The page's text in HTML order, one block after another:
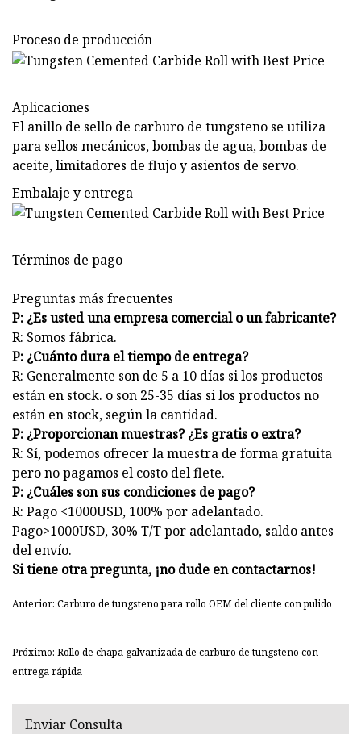
Proceso de producción
Aplicaciones
El anillo de sello de carburo de tungsteno se utiliza
para sellos mecánicos, bombas de agua, bombas de
aceite, limitadores de flujo y asientos de servo.
Embalaje y entrega
Términos de pago
Preguntas más frecuentes
P: ¿Es usted una empresa comercial o un fabricante?
R: Somos fábrica.
P: ¿Cuánto dura el tiempo de entrega?
R: Generalmente son de 5 a 10 días si los productos
están en stock. o son 25-35 días si los productos no
están en stock, según la cantidad.
P: ¿Proporcionan muestras? ¿Es gratis o extra?
R: Sí, podemos ofrecer la muestra de forma gratuita
pero no pagamos el costo del flete.
P: ¿Cuáles son sus condiciones de pago?
R: Pago <1000USD, 100% por adelantado.
Pago>1000USD, 30% T/T por adelantado, saldo antes
del envío.
Si tiene otra pregunta, ¡no dude en contactarnos!
Anterior: Carburo de tungsteno para rollo OEM del cliente con pulido
Próximo: Rollo de chapa galvanizada de carburo de tungsteno con
entrega rápida
Enviar Consulta